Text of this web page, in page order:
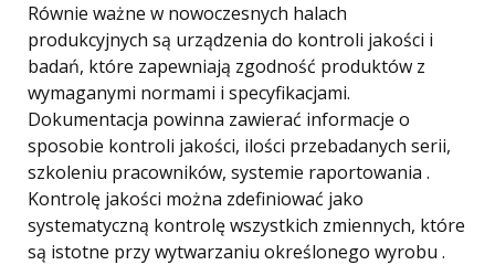
Równie ważne w nowoczesnych halach
produkcyjnych są urządzenia do kontroli jakości i
badań, które zapewniają zgodność produktów z
wymaganymi normami i specyfikacjami.
Dokumentacja powinna zawierać informacje o
sposobie kontroli jakości, ilości przebadanych serii,
szkoleniu pracowników, systemie raportowania .
Kontrolę jakości można zdefiniować jako
systematyczną kontrolę wszystkich zmiennych, które
są istotne przy wytwarzaniu określonego wyrobu .